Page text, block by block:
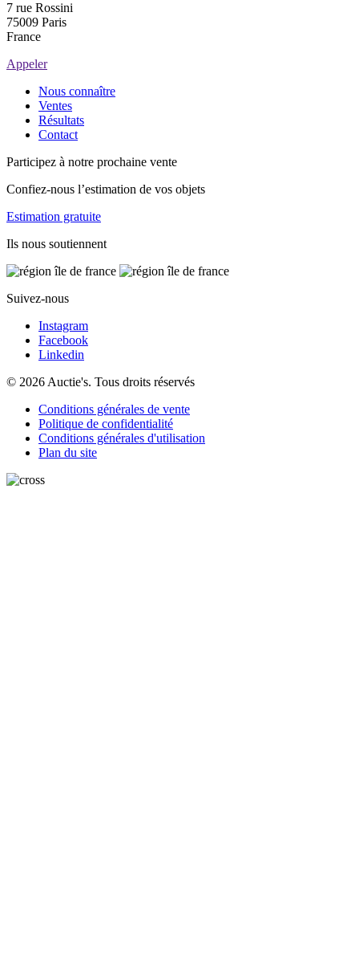
7 rue Rossini
75009 Paris
France
Appeler
Nous connaître
Ventes
Résultats
Contact
Participez à notre prochaine vente
Confiez-nous l’estimation de vos objets
Estimation gratuite
Ils nous soutiennent
Suivez-nous
Instagram
Facebook
Linkedin
© 2026 Auctie's. Tous droits réservés
Conditions générales de vente
Politique de confidentialité
Conditions générales d'utilisation
Plan du site